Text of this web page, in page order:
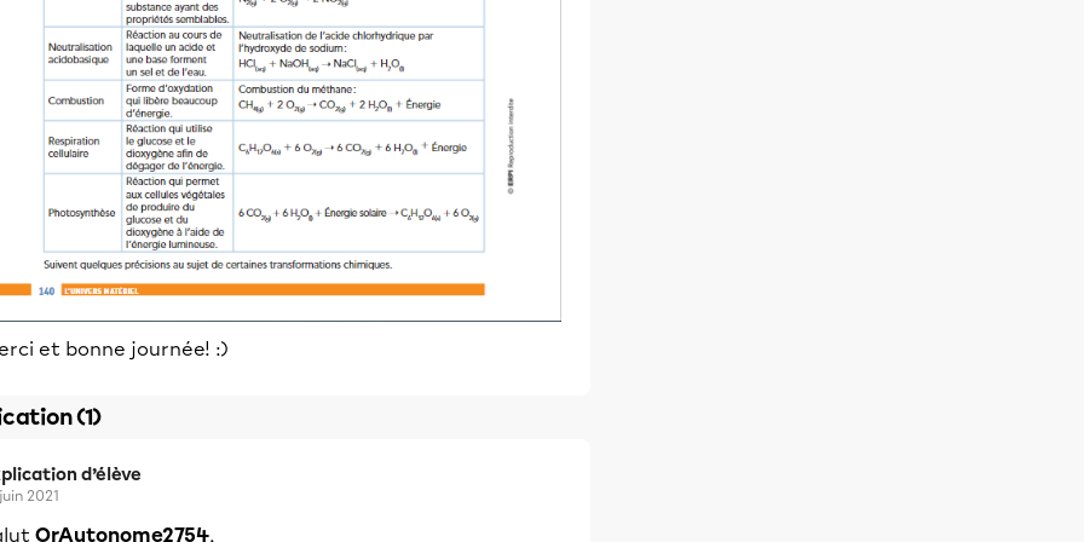
et bonne journée! :)
(1)
d’élève
2021
OrAutonome2754,